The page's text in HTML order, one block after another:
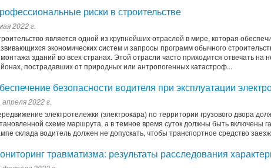
риски в строительстве
2022 г.
является одной из крупнейших отраслей в мире, которая
экономических систем и запросы программ обычного
зданий во всех странах. Этой отрасли часто приходится отвечать на
пострадавших от природных или антропогенных катастроф...
безопасности водителя при эксплуатации
апреля 2022 г.
электротележки (электрокара) по территории грузового двора
схеме маршрута, а в темное время суток должны быть включены
склада водитель должен не допускать, чтобы транспортное средство
травматизма: результаты расследования